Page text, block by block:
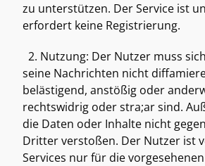
zu unterstützen. Der Service ist
erfordert keine Registrierung.
2. Nutzung: Der Nutzer muss
seine Nachrichten nicht
belästigend, anstößig oder
rechtswidrig oder stra;ar sind.
die Daten oder Inhalte nicht
Dritter verstoßen. Der Nutzer ist
Services nur für die